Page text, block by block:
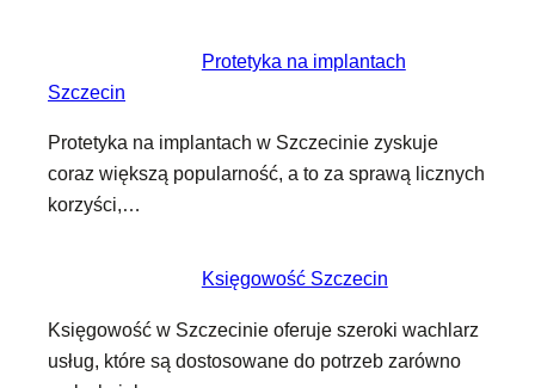
Protetyka na implantach
Szczecin
Protetyka na implantach w Szczecinie zyskuje
coraz większą popularność, a to za sprawą licznych
korzyści,…
Księgowość Szczecin
Księgowość w Szczecinie oferuje szeroki wachlarz
usług, które są dostosowane do potrzeb zarówno